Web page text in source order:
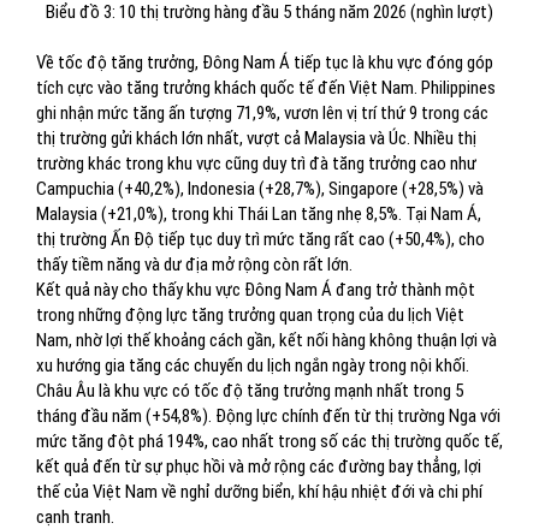
Biểu đồ 3: 10 thị trường hàng đầu 5 tháng năm 2026 (nghìn lượt)
Về tốc độ tăng trưởng, Đông Nam Á tiếp tục là khu vực đóng góp
tích cực vào tăng trưởng khách quốc tế đến Việt Nam. Philippines
ghi nhận mức tăng ấn tượng 71,9%, vươn lên vị trí thứ 9 trong các
thị trường gửi khách lớn nhất, vượt cả Malaysia và Úc. Nhiều thị
trường khác trong khu vực cũng duy trì đà tăng trưởng cao như
Campuchia (+40,2%), Indonesia (+28,7%), Singapore (+28,5%) và
Malaysia (+21,0%), trong khi Thái Lan tăng nhẹ 8,5%. Tại Nam Á,
thị trường Ấn Độ tiếp tục duy trì mức tăng rất cao (+50,4%), cho
thấy tiềm năng và dư địa mở rộng còn rất lớn.
Kết quả này cho thấy khu vực Đông Nam Á đang trở thành một
trong những động lực tăng trưởng quan trọng của du lịch Việt
Nam, nhờ lợi thế khoảng cách gần, kết nối hàng không thuận lợi và
xu hướng gia tăng các chuyến du lịch ngắn ngày trong nội khối.
Châu Âu là khu vực có tốc độ tăng trưởng mạnh nhất trong 5
tháng đầu năm (+54,8%). Động lực chính đến từ thị trường Nga với
mức tăng đột phá 194%, cao nhất trong số các thị trường quốc tế,
kết quả đến từ sự phục hồi và mở rộng các đường bay thẳng, lợi
thế của Việt Nam về nghỉ dưỡng biển, khí hậu nhiệt đới và chi phí
cạnh tranh.